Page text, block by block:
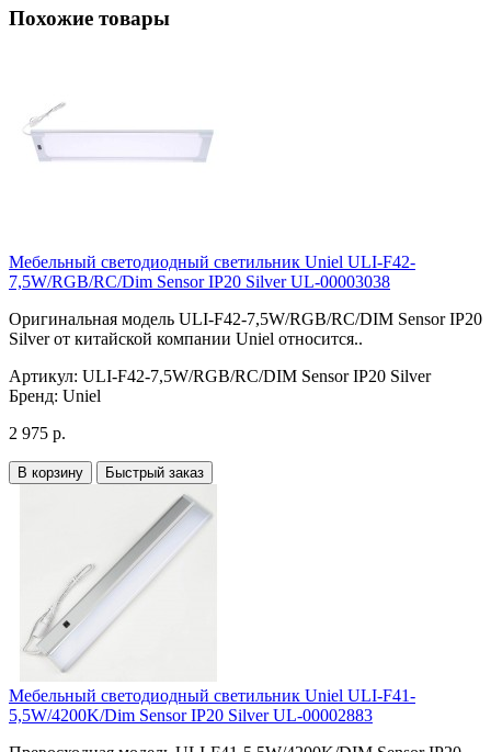
Похожие товары
Мебельный светодиодный светильник Uniel ULI-F42-
7,5W/RGB/RC/Dim Sensor IP20 Silver UL-00003038
Оригинальная модель ULI-F42-7,5W/RGB/RC/DIM Sensor IP20
Silver от китайской компании Uniel относится..
Артикул: ULI-F42-7,5W/RGB/RC/DIM Sensor IP20 Silver
Бренд: Uniel
2 975 р.
В корзину Быстрый заказ
Мебельный светодиодный светильник Uniel ULI-F41-
5,5W/4200K/Dim Sensor IP20 Silver UL-00002883